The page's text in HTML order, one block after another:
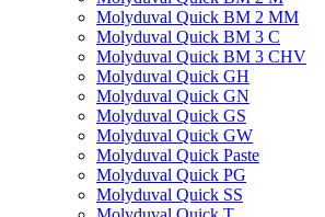
Molyduval Quick BM 2 MM
Molyduval Quick BM 3 C
Molyduval Quick BM 3 CHV
Molyduval Quick GH
Molyduval Quick GN
Molyduval Quick GS
Molyduval Quick GW
Molyduval Quick Paste
Molyduval Quick PG
Molyduval Quick SS